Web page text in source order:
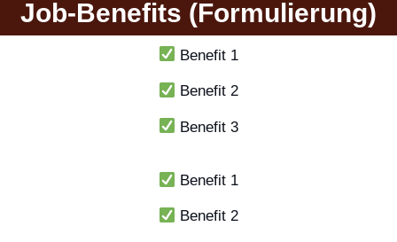
Job-Benefits (Formulierung)
Benefit 1
Benefit 2
Benefit 3
Benefit 1
Benefit 2